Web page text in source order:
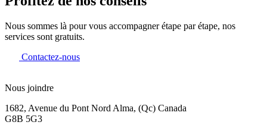
Nous sommes là pour vous accompagner étape par étape, nos
services sont gratuits.
Contactez-nous
Nous joindre
1682, Avenue du Pont Nord Alma, (Qc) Canada
G8B 5G3